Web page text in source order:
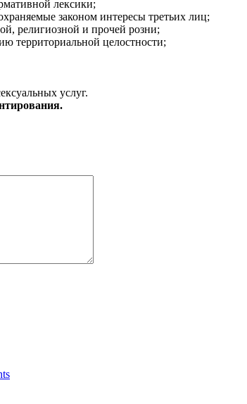
лексики;
законом интересы третьих лиц;
религиозной и прочей розни;
территориальной целостности;
услуг.